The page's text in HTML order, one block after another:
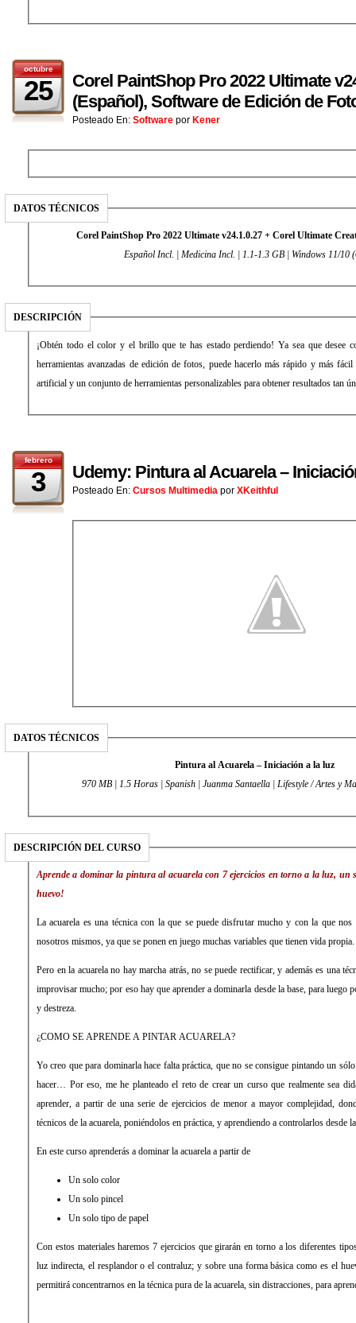
octubre
25
Corel PaintShop Pro 2022 Ultimate
(Español), Software de Edición de
Posteado En: Software por Kener
DATOS TÉCNICOS
Corel PaintShop Pro 2022 Ultimate v24.1.0.27 + Corel Ultimate
Español Incl. | Medicina Incl. | 1.1-1.3 GB | Windows 11/10
DESCRIPCIÓN
¡Obtén todo el color y el brillo que te has estado perdiendo! Ya sea que desee
herramientas avanzadas de edición de fotos, puede hacerlo más rápido y más
artificial y un conjunto de herramientas personalizables para obtener resultados tan
febrero
3 Udemy: Pintura al Acuarela –
Posteado En: Cursos Multimedia por XKeithful
DATOS TÉCNICOS
Pintura al Acuarela – Iniciación a la luz
970 MB | 1.5 Horas | Spanish | Juanma Santaella | Lifestyle / Artes y
DESCRIPCIÓN DEL CURSO
Aprende a dominar la pintura al acuarela con 7 ejercicios en torno a la luz, un
huevo!
La acuarela es una técnica con la que se puede disfrutar mucho y con la que
nosotros mismos, ya que se ponen en juego muchas variables que tienen vida propia.
Pero en la acuarela no hay marcha atrás, no se puede rectificar, y además es una
improvisar mucho; por eso hay que aprender a dominarla desde la base, para luego
y destreza.
¿COMO SE APRENDE A PINTAR ACUARELA?
Yo creo que para dominarla hace falta práctica, que no se consigue pintando un
hacer… Por eso, me he planteado el reto de crear un curso que realmente sea
aprender, a partir de una serie de ejercicios de menor a mayor complejidad,
técnicos de la acuarela, poniéndolos en práctica, y aprendiendo a controlarlos desde
En este curso aprenderás a dominar la acuarela a partir de
Un solo color
Un solo pincel
Un solo tipo de papel
Con estos materiales haremos 7 ejercicios que girarán en torno a los diferentes
luz indirecta, el resplandor o el contraluz; y sobre una forma básica como es el
permitirá concentrarnos en la técnica pura de la acuarela, sin distracciones, para